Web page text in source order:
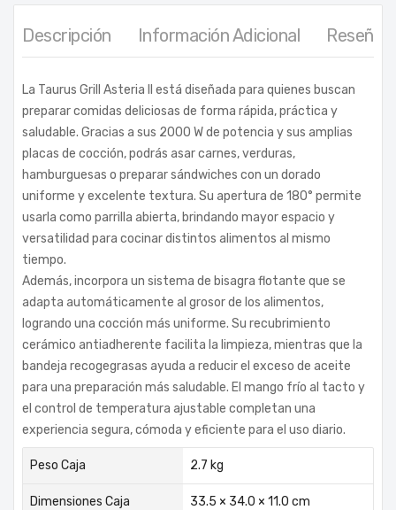
Descripción Información Adicional Reseñas
La Taurus Grill Asteria II está diseñada para quienes buscan
preparar comidas deliciosas de forma rápida, práctica y
saludable. Gracias a sus 2000 W de potencia y sus amplias
placas de cocción, podrás asar carnes, verduras,
hamburguesas o preparar sándwiches con un dorado
uniforme y excelente textura. Su apertura de 180° permite
usarla como parrilla abierta, brindando mayor espacio y
versatilidad para cocinar distintos alimentos al mismo
tiempo.
Además, incorpora un sistema de bisagra flotante que se
adapta automáticamente al grosor de los alimentos,
logrando una cocción más uniforme. Su recubrimiento
cerámico antiadherente facilita la limpieza, mientras que la
bandeja recogegrasas ayuda a reducir el exceso de aceite
para una preparación más saludable. El mango frío al tacto y
el control de temperatura ajustable completan una
experiencia segura, cómoda y eficiente para el uso diario.
Peso Caja 2.7 kg
Dimensiones Caja 33.5 × 34.0 × 11.0 cm